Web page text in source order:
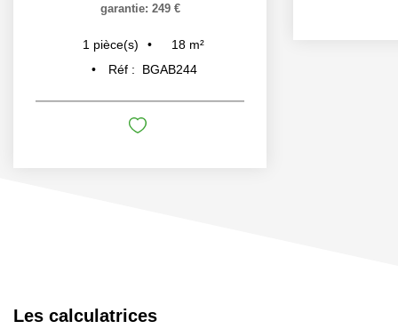
garantie: 249 €
1 pièce(s) 18 m²
Réf :
BGAB244
Les calculatrices